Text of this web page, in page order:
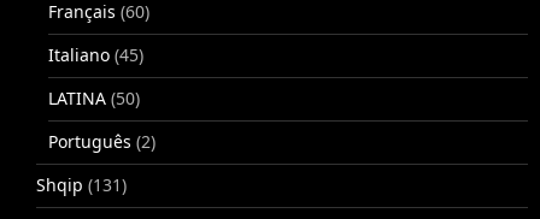
Français (60)
Italiano (45)
LATINA (50)
Português (2)
Shqip (131)